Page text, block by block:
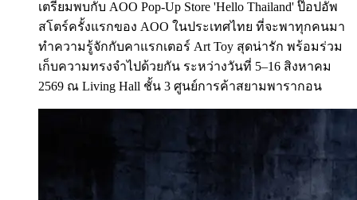
เตรียมพบกับ AOO Pop-Up Store 'Hello Thailand' ป๊อปอัพ
สโตร์ครั้งแรกของ AOO ในประเทศไทย ที่จะพาทุกคนมา
ทำความรู้จักกับคาแรกเตอร์ Art Toy สุดน่ารัก พร้อมร่วม
เก็บความทรงจำไปด้วยกัน ระหว่างวันที่ 5–16 สิงหาคม
2569 ณ Living Hall ชั้น 3 ศูนย์การค้าสยามพารากอน